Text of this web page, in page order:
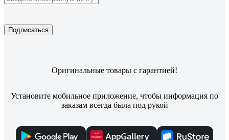
Подписаться
Оригинальные товары с гарантией!
Установите мобильное приложение, чтобы информация по
заказам всегда была под рукой